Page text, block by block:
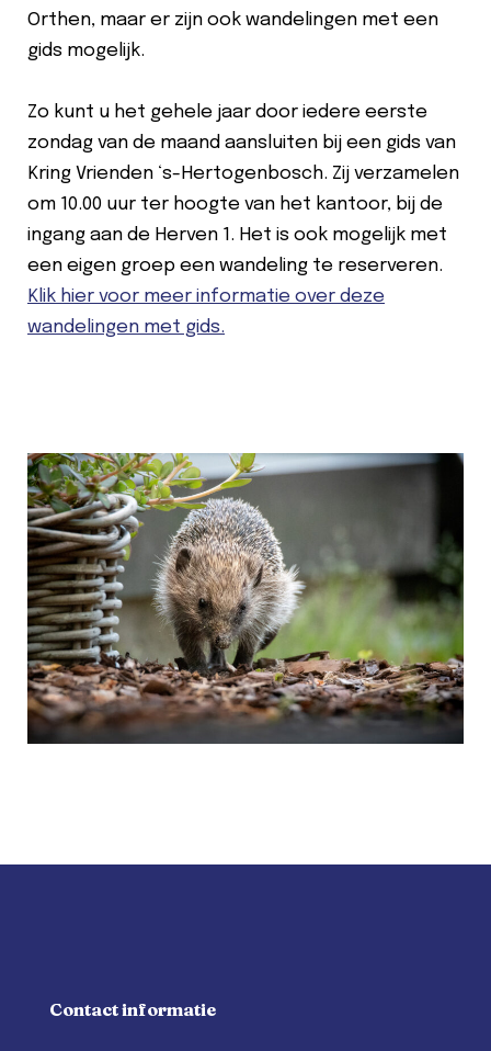
Orthen, maar er zijn ook wandelingen met een
gids mogelijk.
Zo kunt u het gehele jaar door iedere eerste
zondag van de maand aansluiten bij een gids van
Kring Vrienden ‘s-Hertogenbosch. Zij verzamelen
om 10.00 uur ter hoogte van het kantoor, bij de
ingang aan de Herven 1. Het is ook mogelijk met
een eigen groep een wandeling te reserveren.
Klik hier voor meer informatie over deze
wandelingen met gids.
Contact informatie